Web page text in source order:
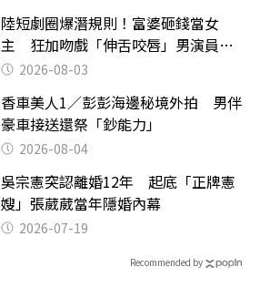
陸短劇圈爆潛規則！富婆砸錢當女
主 狂加吻戲「伸舌咬唇」男演員崩
潰 2026-08-03
香車美人1／彭彭海邊秘境外拍 男伴
豪車接送還祭「鈔能力」
2026-08-04
吳宗憲突認離婚12年 起底「正牌憲
嫂」張葳葳當年隱婚內幕
2026-07-19
Recommended by